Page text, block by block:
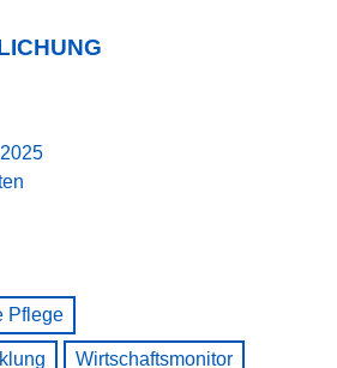
Pflege
Wirtschaftsmonitor